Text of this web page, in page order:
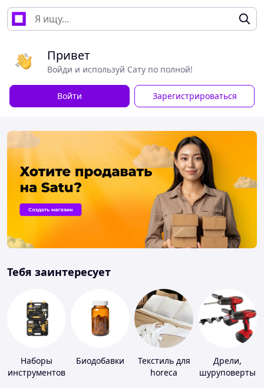
Привет
Войди и используй Сату по полной!
Войти Зарегистрироваться
Тебя заинтересует
Наборы
инструментов
Биодобавки
Текстиль для
horeca
Дрели,
шуруповерты